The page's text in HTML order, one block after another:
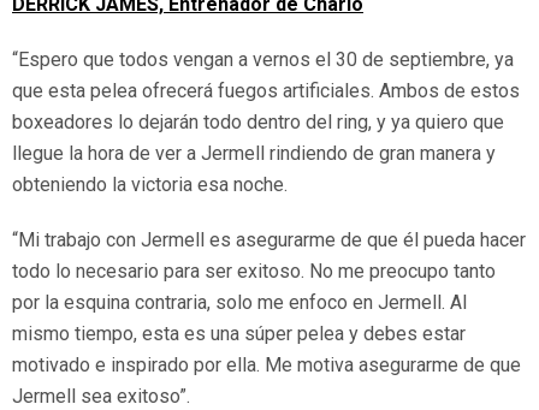
“Espero que todos vengan a vernos el 30 de septiembre, ya
que esta pelea ofrecerá fuegos artificiales. Ambos de estos
boxeadores lo dejarán todo dentro del ring, y ya quiero que
llegue la hora de ver a Jermell rindiendo de gran manera y
obteniendo la victoria esa noche.
“Mi trabajo con Jermell es asegurarme de que él pueda hacer
todo lo necesario para ser exitoso. No me preocupo tanto
por la esquina contraria, solo me enfoco en Jermell. Al
mismo tiempo, esta es una súper pelea y debes estar
motivado e inspirado por ella. Me motiva asegurarme de que
Jermell sea exitoso”.